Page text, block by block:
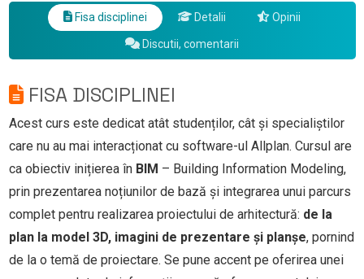
Fisa disciplinei Detalii Opinii
Discutii, comentarii
FISA DISCIPLINEI
Acest curs este dedicat atât studenților, cât și specialiștilor
care nu au mai interacționat cu software-ul Allplan. Cursul are
ca obiectiv inițierea în BIM – Building Information Modeling,
prin prezentarea noțiunilor de bază și integrarea unui parcurs
complet pentru realizarea proiectului de arhitectură: de la
plan la model 3D, imagini de prezentare și planșe, pornind
de la o temă de proiectare. Se pune accent pe oferirea unei